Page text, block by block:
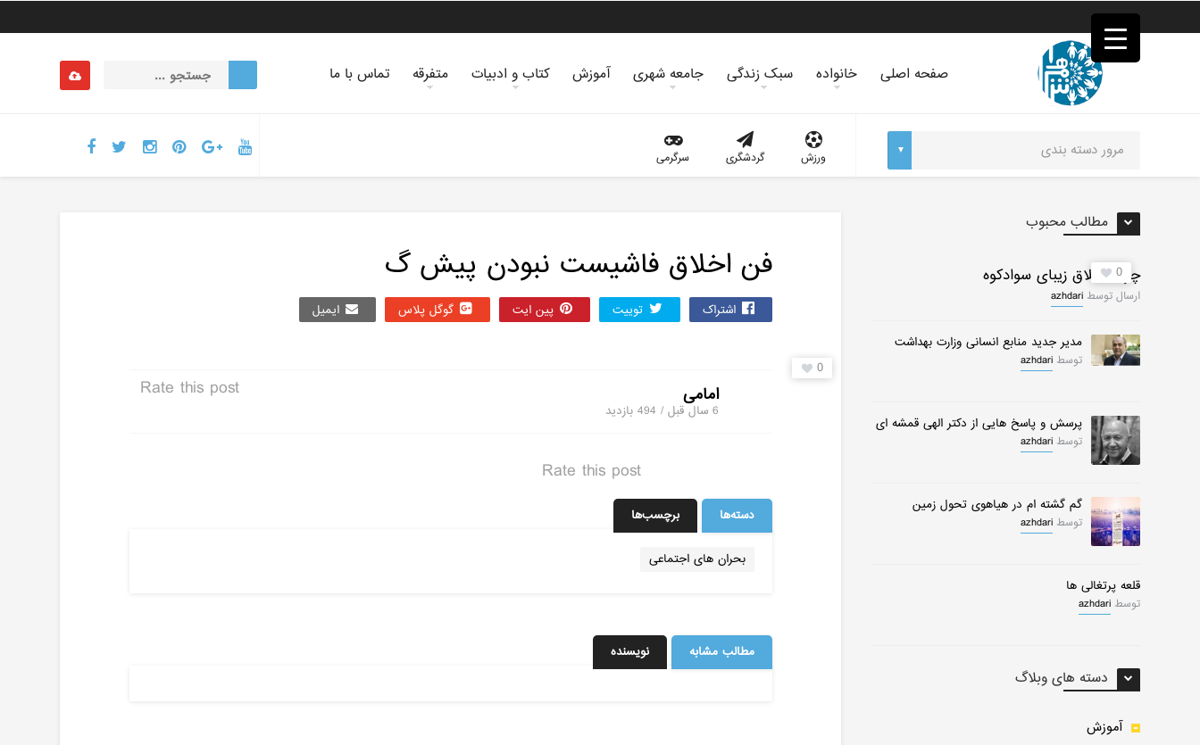
خون
صفحه اصلی خانواده سبک زندگی جامعه شهری آموزش کتاب و ادبیات متفرقه تماس با ما
ورزش گردشگری سرگرمی
فن اخلاق فاشیست نبودن پیش گ
اشتراک توییت پین ایت گوگل‌ پلاس ایمیل
0
امامی
6 سال قبل / 494 بازدید
Rate this post
Rate this post
دسته‌ها برچسب‌ها
بحران های اجتماعی
مطالب مشابه نویسنده
مطالب محبوب
0
چرات ییلاق زیبای سوادکوه
ارسال توسط azhdari
مدیر جدید منابع انسانی وزارت بهداشت
توسط azhdari
پرسش و پاسخ هایی از دکتر الهی قمشه ای
توسط azhdari
گم گشته ام در هیاهوی تحول زمین
توسط azhdari
قلعه پرتغالی ها
توسط azhdari
دسته های وبلاگ
آموزش